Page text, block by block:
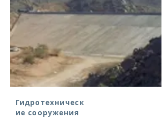
Гидротехническ
ие сооружения